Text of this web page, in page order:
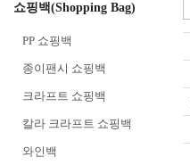
쇼핑백(Shopping Bag)
PP 쇼핑백
종이팬시 쇼핑백
크라프트 쇼핑백
칼라 크라프트 쇼핑백
와인백